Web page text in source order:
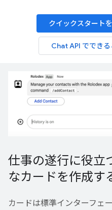
クイックスタート
Chat API でできる
仕事の遂行に役立
なカードを作成す
カードは標準インターフェ